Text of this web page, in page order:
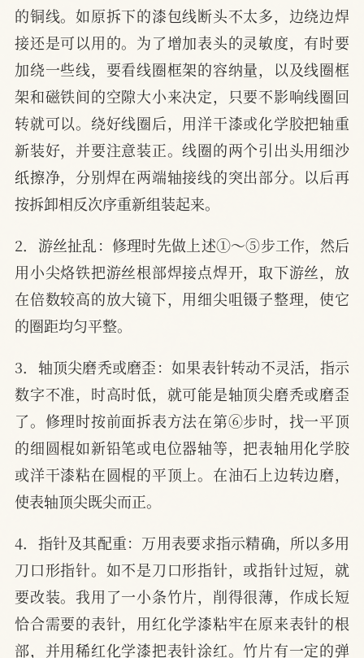
的铜线。如原拆下的漆包线断头不太多，边绕边焊
接还是可以用的。为了增加表头的灵敏度，有时要
加绕一些线，要看线圈框架的容纳量，以及线圈框
架和磁铁间的空隙大小来决定，只要不影响线圈回
转就可以。绕好线圈后，用洋干漆或化学胶把轴重
新装好，并要注意装正。线圈的两个引出头用细沙
纸擦净，分别焊在两端轴接线的突出部分。以后再
按拆卸相反次序重新组装起来。
2．游丝扯乱：修理时先做上述①～⑤步工作，然后
用小尖烙铁把游丝根部焊接点焊开，取下游丝，放
在倍数较高的放大镜下，用细尖咀镊子整理，使它
的圈距均匀平整。
3．轴顶尖磨秃或磨歪：如果表针转动不灵活，指示
数字不准，时高时低，就可能是轴顶尖磨秃或磨歪
了。修理时按前面拆表方法在第⑥步时，找一平顶
的细圆棍如新铅笔或电位器轴等，把表轴用化学胶
或洋干漆粘在圆棍的平顶上。在油石上边转边磨，
使表轴顶尖既尖而正。
4．指针及其配重：万用表要求指示精确，所以多用
刀口形指针。如不是刀口形指针，或指针过短，就
要改装。我用了一小条竹片，削得很薄，作成长短
恰合需要的表针，用红化学漆粘牢在原来表针的根
部，并用稀红化学漆把表针涂红。竹片有一定的弹